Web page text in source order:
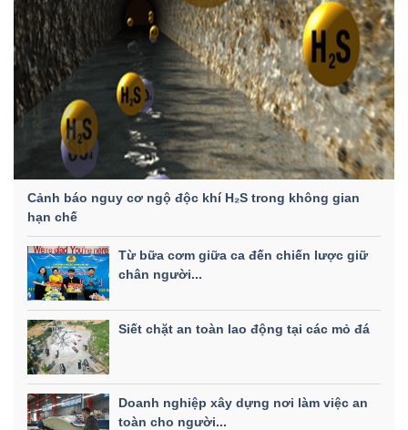
Cảnh báo nguy cơ ngộ độc khí H₂S trong không gian
hạn chế
Từ bữa cơm giữa ca đến chiến lược giữ
chân người...
Siết chặt an toàn lao động tại các mỏ đá
Doanh nghiệp xây dựng nơi làm việc an
toàn cho người...